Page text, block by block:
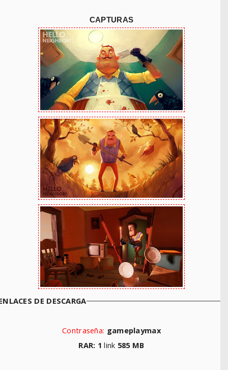
CAPTURAS
DE DESCARGA
Contraseña: gameplaymax
RAR: 1link 585 MB